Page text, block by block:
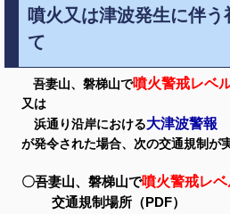
噴火又は津波発生に伴
て
吾妻山、磐梯山で噴火警戒レベ
又は
浜通り沿岸における大津波警報
が発令された場合、次の交通規制が
〇吾妻山、磐梯山で噴火警戒レ
交通規制場所（PDF）